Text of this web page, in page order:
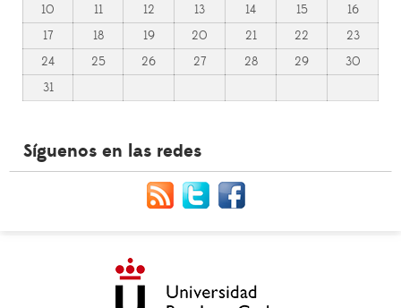
10
11 12 13 14 15
16
17
18 19 20 21 22
23
24
25 26 27 28 29
30
31
Síguenos en las redes